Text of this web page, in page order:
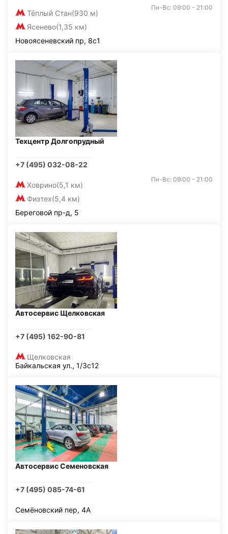
Тёплый Стан(930 м)
Ясенево(1,35 км)
Пн-Вс: 09:00 - 21:00
Новоясеневский пр, 8с1
Техцентр Долгопрудный
+7 (495) 032-08-22
Ховрино(5,1 км)
Физтех(5,4 км)
Пн-Вс: 09:00 - 21:00
Береговой пр-д, 5
Автосервис Щелковская
+7 (495) 162-90-81
Щелковская
Байкальская ул., 1/3с12
Автосервис Семеновская
+7 (495) 085-74-61
Семёновский пер, 4А